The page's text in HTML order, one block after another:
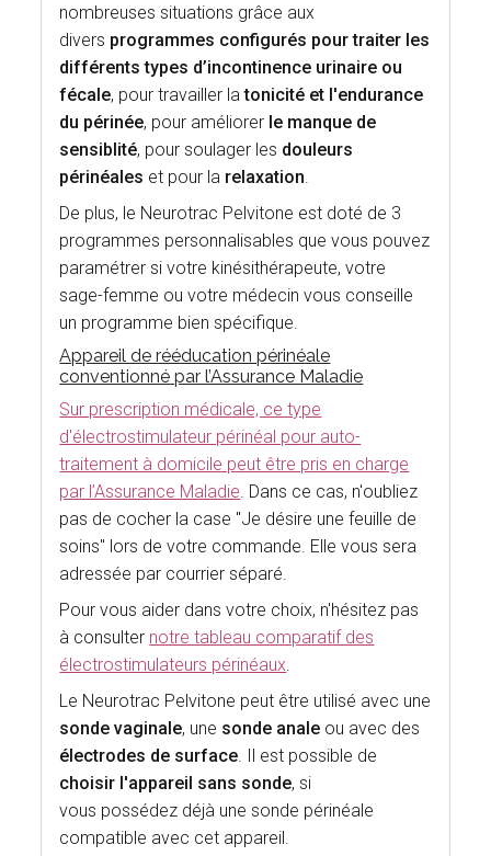
nombreuses situations grâce aux
divers programmes configurés pour traiter les
différents types d’incontinence urinaire ou
fécale, pour travailler latonicité et l'endurance
du périnée, pour améliorer le manque de
sensiblité, pour soulager les douleurs
périnéales et pour la relaxation.
De plus, le Neurotrac Pelvitone est doté de 3
programmes personnalisables que vous pouvez
paramétrer si votre kinésithérapeute, votre
sage-femme ou votre médecin vous conseille
un programme bien spécifique.
Appareil de rééducation périnéale
conventionné par l’Assurance Maladie
Sur prescription médicale, ce type
d'électrostimulateur périnéal pour auto-
traitement à domicile peut être pris en charge
par l’Assurance Maladie. Dans ce cas, n'oubliez
pas de cocher la case "Je désire une feuille de
soins" lors de votre commande. Elle vous sera
adressée par courrier séparé.
Pour vous aider dans votre choix, n'hésitez pas
à consulter notre tableau comparatif des
électrostimulateurs périnéaux.
Le Neurotrac Pelvitone peut être utilisé avec une
sonde vaginale, une sonde anale ou avec des
électrodes de surface. Il est possible de
choisir l'appareil sans sonde, si
vous possédez déjà une sonde périnéale
compatible avec cet appareil.